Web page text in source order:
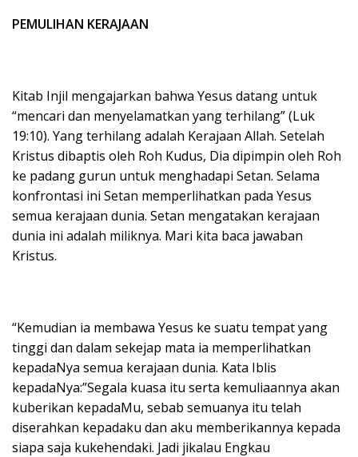
PEMULIHAN KERAJAAN
Kitab Injil mengajarkan bahwa Yesus datang untuk
“mencari dan menyelamatkan yang terhilang” (Luk
19:10). Yang terhilang adalah Kerajaan Allah. Setelah
Kristus dibaptis oleh Roh Kudus, Dia dipimpin oleh Roh
ke padang gurun untuk menghadapi Setan. Selama
konfrontasi ini Setan memperlihatkan pada Yesus
semua kerajaan dunia. Setan mengatakan kerajaan
dunia ini adalah miliknya. Mari kita baca jawaban
Kristus.
“Kemudian ia membawa Yesus ke suatu tempat yang
tinggi dan dalam sekejap mata ia memperlihatkan
kepadaNya semua kerajaan dunia. Kata Iblis
kepadaNya:”Segala kuasa itu serta kemuliaannya akan
kuberikan kepadaMu, sebab semuanya itu telah
diserahkan kepadaku dan aku memberikannya kepada
siapa saja kukehendaki. Jadi jikalau Engkau